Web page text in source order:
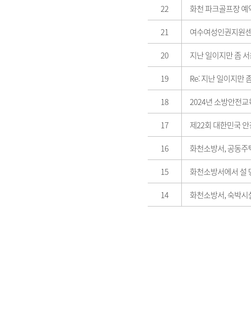
22
화천 파크골프장 예
21
여수여성인권지원
20
지난 일이지만 좀
19
Re: 지난 일이지만
18
2024년 소방안전
17
제22회 대한민국
16
화천소방서, 공동
15
화천소방서에서 설
14
화천소방서, 숙박시